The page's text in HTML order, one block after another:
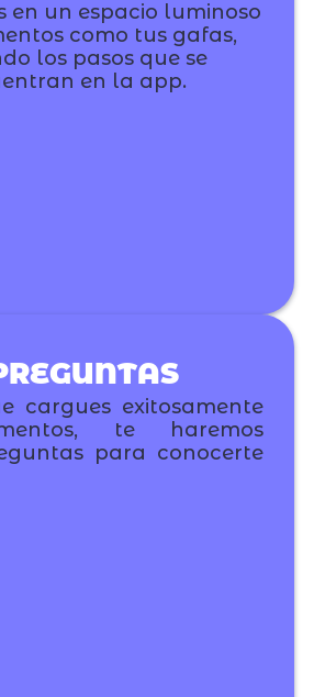
en un espacio luminoso
como tus gafas,
los pasos que se
en la app.
cargues exitosamente
te haremos
para conocerte